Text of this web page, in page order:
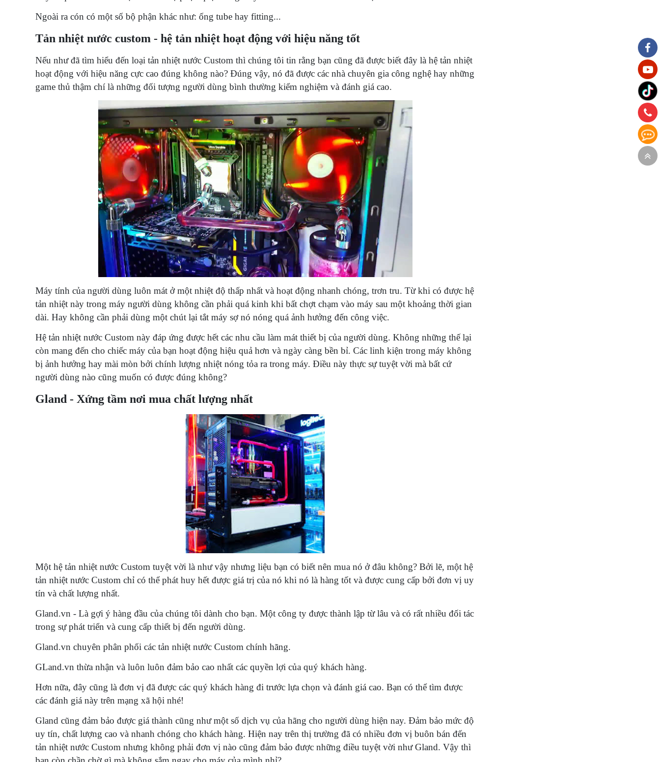
Ngoài ra cón có một số bộ phận khác như: ống tube hay fitting...
Tản nhiệt nước custom - hệ tản nhiệt hoạt động với hiệu năng tốt
Nếu như đã tìm hiểu đến loại tản nhiệt nước Custom thì chúng tôi tin rằng bạn cũng đã được biết đây là hệ tản nhiệt
hoạt động với hiệu năng cực cao đúng không nào? Đúng vậy, nó đã được các nhà chuyên gia công nghệ hay những
game thủ thậm chí là những đối tượng người dùng bình thường kiểm nghiệm và đánh giá cao.
Máy tính của người dùng luôn mát ở một nhiệt độ thấp nhất và hoạt động nhanh chóng, trơn tru. Từ khi có được hệ
tản nhiệt này trong máy người dùng không cần phải quá kinh khi bất chợt chạm vào máy sau một khoảng thời gian
dài. Hay không cần phải dùng một chút lại tắt máy sợ nó nóng quá ảnh hưởng đến công việc.
Hệ tản nhiệt nước Custom này đáp ứng được hết các nhu cầu làm mát thiết bị của người dùng. Không những thế lại
còn mang đến cho chiếc máy của bạn hoạt động hiệu quả hơn và ngày càng bền bỉ. Các linh kiện trong máy không
bị ảnh hưởng hay mài mòn bởi chính lượng nhiệt nóng tỏa ra trong máy. Điều này thực sự tuyệt vời mà bất cứ
người dùng nào cũng muốn có được đúng không?
Gland - Xứng tầm nơi mua chất lượng nhất
Một hệ tản nhiệt nước Custom tuyệt vời là như vậy nhưng liệu bạn có biết nên mua nó ở đâu không? Bởi lẽ, một hệ
tản nhiệt nước Custom chỉ có thể phát huy hết được giá trị của nó khi nó là hàng tốt và được cung cấp bởi đơn vị uy
tín và chất lượng nhất.
Gland.vn - Là gợi ý hàng đầu của chúng tôi dành cho bạn. Một công ty được thành lập từ lâu và có rất nhiều đối tác
trong sự phát triển và cung cấp thiết bị đến người dùng.
Gland.vn chuyên phân phối các tản nhiệt nước Custom chính hãng.
GLand.vn thừa nhận và luôn luôn đảm bảo cao nhất các quyền lợi của quý khách hàng.
Hơn nữa, đây cũng là đơn vị đã được các quý khách hàng đi trước lựa chọn và đánh giá cao. Bạn có thể tìm được
các đánh giá này trên mạng xã hội nhé!
Gland cũng đảm bảo được giá thành cũng như một số dịch vụ của hãng cho người dùng hiện nay. Đảm bảo mức độ
uy tín, chất lượng cao và nhanh chóng cho khách hàng. Hiện nay trên thị trường đã có nhiều đơn vị buôn bán đến
tản nhiệt nước Custom nhưng không phải đơn vị nào cũng đảm bảo được những điều tuyệt vời như Gland. Vậy thì